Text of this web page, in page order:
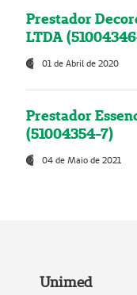
Prestador
LTDA
01 de Abril de 2020
Prestador
(51004354-7)
04 de Maio de 2021
Unimed